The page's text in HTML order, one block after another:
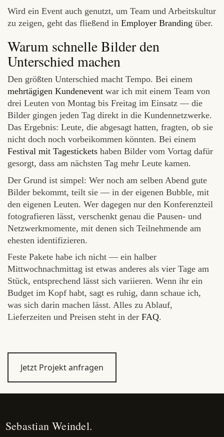
Wird ein Event auch genutzt, um Team und Arbeitskultur
zu zeigen, geht das fließend in Employer Branding über.
Warum schnelle Bilder den
Unterschied machen
Den größten Unterschied macht Tempo. Bei einem
mehrtägigen Kundenevent war ich mit einem Team von
drei Leuten von Montag bis Freitag im Einsatz — die
Bilder gingen jeden Tag direkt in die Kundennetzwerke.
Das Ergebnis: Leute, die abgesagt hatten, fragten, ob sie
nicht doch noch vorbeikommen könnten. Bei einem
Festival mit Tagestickets haben Bilder vom Vortag dafür
gesorgt, dass am nächsten Tag mehr Leute kamen.
Der Grund ist simpel: Wer noch am selben Abend gute
Bilder bekommt, teilt sie — in der eigenen Bubble, mit
den eigenen Leuten. Wer dagegen nur den Konferenzteil
fotografieren lässt, verschenkt genau die Pausen- und
Netzwerkmomente, mit denen sich Teilnehmende am
ehesten identifizieren.
Feste Pakete habe ich nicht — ein halber
Mittwochnachmittag ist etwas anderes als vier Tage am
Stück, entsprechend lässt sich variieren. Wenn ihr ein
Budget im Kopf habt, sagt es ruhig, dann schaue ich,
was sich darin machen lässt. Alles zu Ablauf,
Lieferzeiten und Preisen steht in der FAQ.
Jetzt Projekt anfragen
Sebastian Weindel.